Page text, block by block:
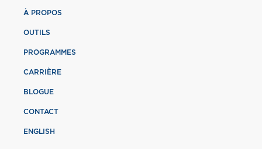
À PROPOS
OUTILS
PROGRAMMES
CARRIÈRE
BLOGUE
CONTACT
ENGLISH